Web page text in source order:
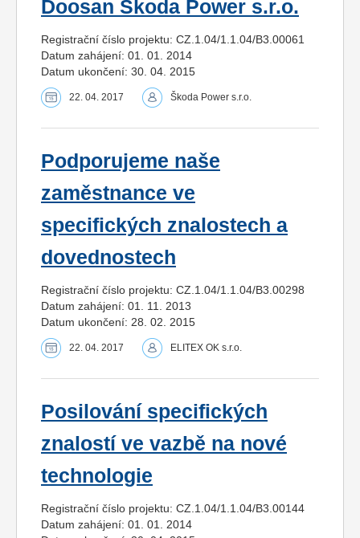
Doosan Škoda Power s.r.o.
Registrační číslo projektu: CZ.1.04/1.1.04/B3.00061
Datum zahájení: 01. 01. 2014
Datum ukončení: 30. 04. 2015
22. 04. 2017 Škoda Power s.r.o.
Podporujeme naše
zaměstnance ve
specifických znalostech a
dovednostech
Registrační číslo projektu: CZ.1.04/1.1.04/B3.00298
Datum zahájení: 01. 11. 2013
Datum ukončení: 28. 02. 2015
22. 04. 2017 ELITEX OK s.r.o.
Posilování specifických
znalostí ve vazbě na nové
technologie
Registrační číslo projektu: CZ.1.04/1.1.04/B3.00144
Datum zahájení: 01. 01. 2014